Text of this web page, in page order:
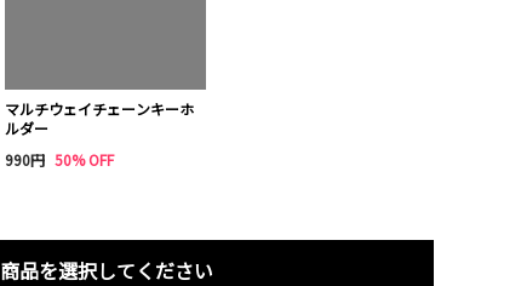
マルチウェイチェーンキーホ
ルダー
990円 50% OFF
商品を選択してください